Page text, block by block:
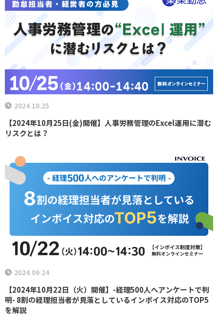
【2024年10月25日(金)開催】人事労務管理のExcel運用に潜む
リスクとは？
2024.10.25
【2024年10月22日（火）開催】-経理500人へアンケートで判
明- 8割の経理担当者が見落としているインボイス対応のTOP5
を解説
2024.09.24